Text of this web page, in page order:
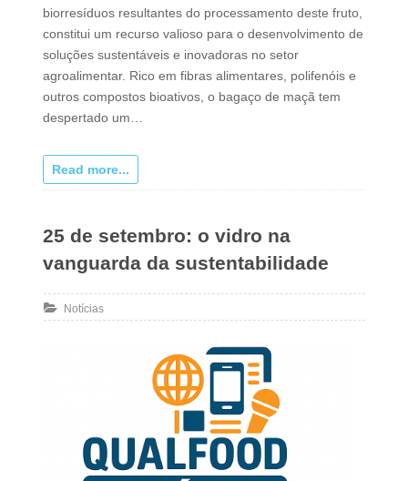
biorresíduos resultantes do processamento deste fruto,
constitui um recurso valioso para o desenvolvimento de
soluções sustentáveis e inovadoras no setor
agroalimentar. Rico em fibras alimentares, polifenóis e
outros compostos bioativos, o bagaço de maçã tem
despertado um…
Read more...
25 de setembro: o vidro na
vanguarda da sustentabilidade
Notícias